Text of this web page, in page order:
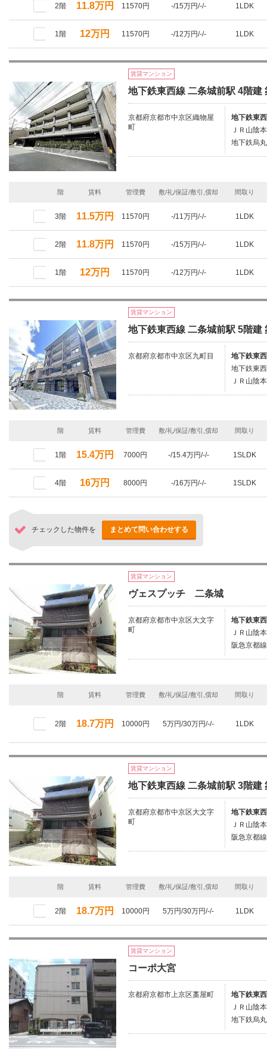
2階 11.8万円 11570円 -/15万円/-/- 1LDK
1階 12万円 11570円 -/12万円/-/- 1LDK
賃貸マンション
地下鉄東西線 二条城前駅 4階建
京都府京都市中京区織物屋
町
地下鉄東
ＪＲ山陰
地下鉄烏
階 賃料 管理費 敷/礼/保証/敷引,償却 間取り
3階 11.5万円 11570円 -/11万円/-/- 1LDK
2階 11.8万円 11570円 -/15万円/-/- 1LDK
1階 12万円 11570円 -/12万円/-/- 1LDK
賃貸マンション
地下鉄東西線 二条城前駅 5階建
京都府京都市中京区九町目
地下鉄東
地下鉄東
ＪＲ山陰
階 賃料 管理費 敷/礼/保証/敷引,償却 間取り
1階 15.4万円 7000円 -/15.4万円/-/- 1SLDK
4階 16万円 8000円 -/16万円/-/- 1SLDK
チェックした物件を まとめて問い合わせする
賃貸マンション
ヴェスプッチ 二条城
京都府京都市中京区大文字
町
地下鉄東
ＪＲ山陰
阪急京都
階 賃料 管理費 敷/礼/保証/敷引,償却 間取り
2階 18.7万円 10000円 5万円/30万円/-/- 1LDK
賃貸マンション
地下鉄東西線 二条城前駅 3階建
京都府京都市中京区大文字
町
地下鉄東
ＪＲ山陰
阪急京都
階 賃料 管理費 敷/礼/保証/敷引,償却 間取り
2階 18.7万円 10000円 5万円/30万円/-/- 1LDK
賃貸マンション
コーポ大宮
京都府京都市上京区藁屋町
地下鉄東
ＪＲ山陰
地下鉄烏